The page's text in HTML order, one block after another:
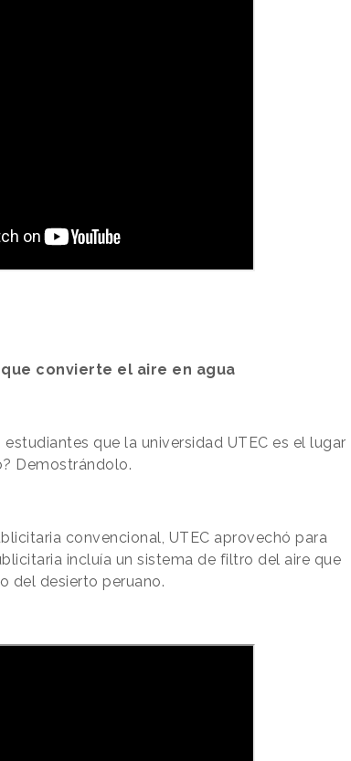
convierte el aire en agua
que la universidad UTEC es el lugar
Demostrándolo.
convencional, UTEC aprovechó para
incluía un sistema de filtro del aire que
del desierto peruano.